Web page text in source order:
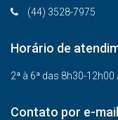
(44) 3528-7975
Horário de
2ª à 6ª das 8h30-
Contato por e-mail